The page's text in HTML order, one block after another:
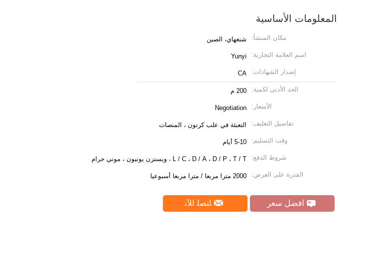
المعلومات الأساسية
مكان المنشأ: شنغهاي، الصين
اسم العلامة التجارية: Yunyi
إصدار الشهادات: CA
الحد الأدنى لكمية: 200 م
الأسعار: Negotiation
تفاصيل التغليف: التعبئة في علب كرتون ، المنصات
وقت التسليم: 5-10 أيام
شروط الدفع: L / C ، D / A ، D / P ، T / T ، ويسترن يونيون ، موني جرام
القدرة على العرض: 2000 مترا مربعا / مترا مربعا أسبوعيا
افضل سعر ﺎﺘﺼﻟ ﺍﻶﻧ